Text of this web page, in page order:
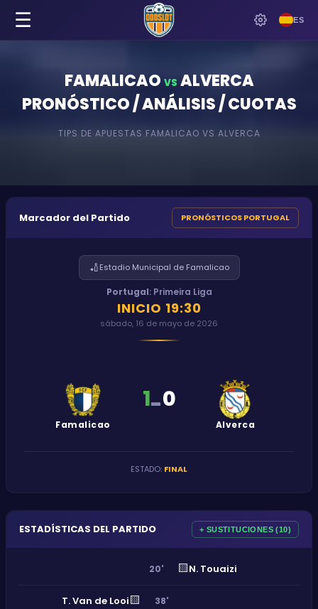
ES
☰
FAMALICAO VS ALVERCA
PRONÓSTICO / ANÁLISIS / CUOTAS
TIPS DE APUESTAS FAMALICAO VS ALVERCA
Marcador del Partido PRONÓSTICOS PORTUGAL
🏏Estadio Municipal de Famalicao
Portugal: Primeira Liga
INICIO 19:30
sábado, 16 de mayo de 2026
Famalicao
1-0
Alverca
ESTADO: FINAL
ESTADÍSTICAS DEL PARTIDO + SUSTITUCIONES (10)
20' 🟨N. Touaizi
T. Van de Looi🟨 38'